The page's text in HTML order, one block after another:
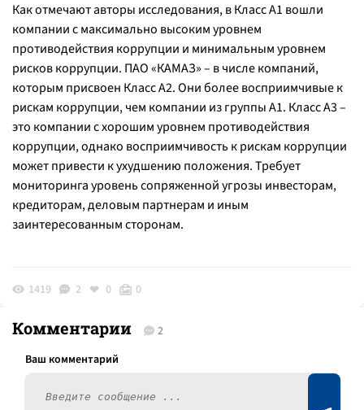
Как отмечают авторы исследования, в Класс А1 вошли
компании с максимально высоким уровнем
противодействия коррупции и минимальным уровнем
рисков коррупции. ПАО «КАМАЗ» – в числе компаний,
которым присвоен Класс А2. Они более восприимчивые к
рискам коррупции, чем компании из группы А1. Класс А3 –
это компании с хорошим уровнем противодействия
коррупции, однако восприимчивость к рискам коррупции
может привести к ухудшению положения. Требует
мониторинга уровень сопряженной угрозы инвесторам,
кредиторам, деловым партнерам и иным
заинтересованным сторонам.
1419 2 0 0
Комментарии 2